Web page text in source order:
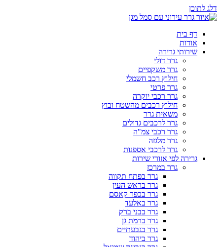
דלג לתוכן
דף בית
אודות
שירותי גרירה
גרר דולי
גרר משקפיים
חילוץ רכב חשמלי
גרר פרטי
גרר רכבי יוקרה
חילוץ רכבים מהשטח ובוץ
משאית גרר
גרר לרכבים גדולים
גרר רכבי צמ"ה
גרר מלגזה
גרר לרכבי אספנות
גרירה לפי אזורי שירות
גרר במרכז
גרר בפתח תקווה
גרר בראש העין
גרר בכפר קאסם
גרר באלעד
גרר בבני ברק
גרר ברמת גן
גרר בגבעתיים
גרר ביהוד